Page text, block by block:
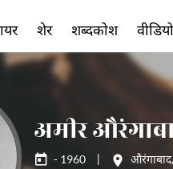
अमीर
- 1960 औरंगाबाद,
शेर शब्दकोश वीडियो